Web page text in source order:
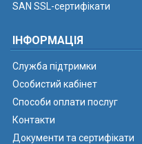
SAN SSL-сертифікати
ІНФОРМАЦІЯ
Служба підтримки
Особистий кабінет
Способи оплати послуг
Контакти
Документи та сертифікати